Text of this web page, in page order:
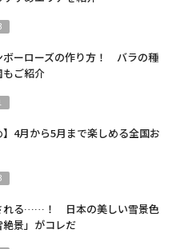
ボーローズの作り方！ バラの種
ご紹介
4月から5月まで楽しめる全国お
れる……！ 日本の美しい雪景色
景」がコレだ